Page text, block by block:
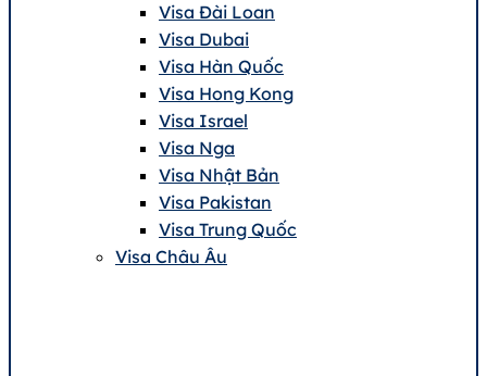
Visa Đài Loan
Visa Dubai
Visa Hàn Quốc
Visa Hong Kong
Visa Israel
Visa Nga
Visa Nhật Bản
Visa Pakistan
Visa Trung Quốc
Visa Châu Âu